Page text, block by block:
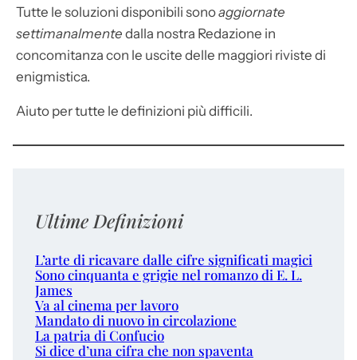
Tutte le soluzioni disponibili sonoaggiornate
settimanalmente dalla nostra Redazione in
concomitanza con le uscite delle maggiori riviste di
enigmistica.
Aiuto per tutte le definizioni più difficili.
Ultime Definizioni
L’arte di ricavare dalle cifre significati magici
Sono cinquanta e grigie nel romanzo di E. L.
James
Va al cinema per lavoro
Mandato di nuovo in circolazione
La patria di Confucio
Si dice d’una cifra che non spaventa